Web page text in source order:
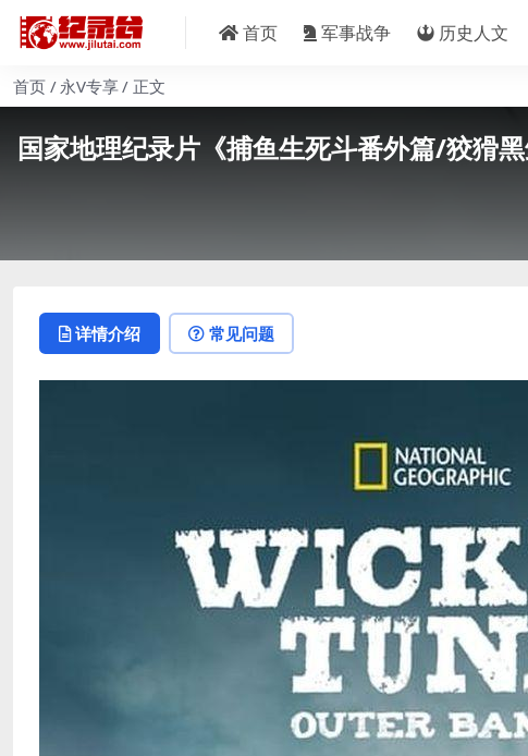
首页 军事战争 历史人文
首页 永V专享 正文
国家地理纪录片《捕鱼生死斗番外篇/狡猾
详情介绍 常见问题